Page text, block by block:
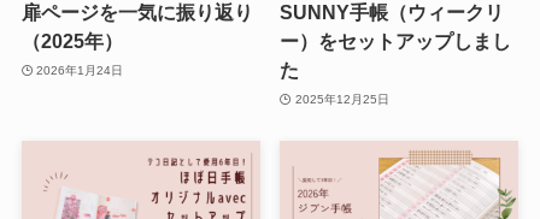
扉ページを一気に振り返り
（2025年）
2026年1月24日
SUNNY手帳（ウィークリ
ー）をセットアップしまし
た
2025年12月25日